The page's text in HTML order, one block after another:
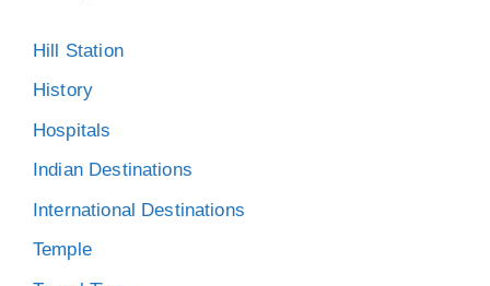
Hill Station
History
Hospitals
Indian Destinations
International Destinations
Temple